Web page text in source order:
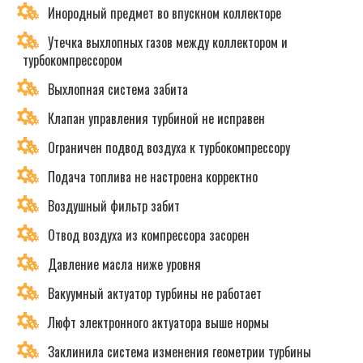
Инородный предмет во впускном коллекторе
Утечка выхлопных газов между коллектором и
турбокомпрессором
Выхлопная система забита
Клапан управления турбиной не исправен
Ограничен подвод воздуха к турбокомпрессору
Подача топлива не настроена корректно
Воздушный фильтр забит
Отвод воздуха из компрессора засорен
Давление масла ниже уровня
Вакуумный актуатор турбины не работает
Люфт электронного актуатора выше нормы
Заклинила система изменения геометрии турбины